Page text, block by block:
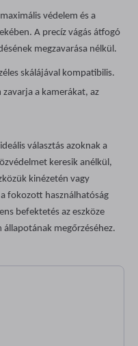
védelem és a
A precíz vágás átfogó
megzavarása nélkül.
skálájával kompatibilis.
zavarja a kamerákat, az
választás azoknak a
keresik anélkül,
kinézetén vagy
fokozott használhatóság
befektetés az eszköze
megőrzéséhez.